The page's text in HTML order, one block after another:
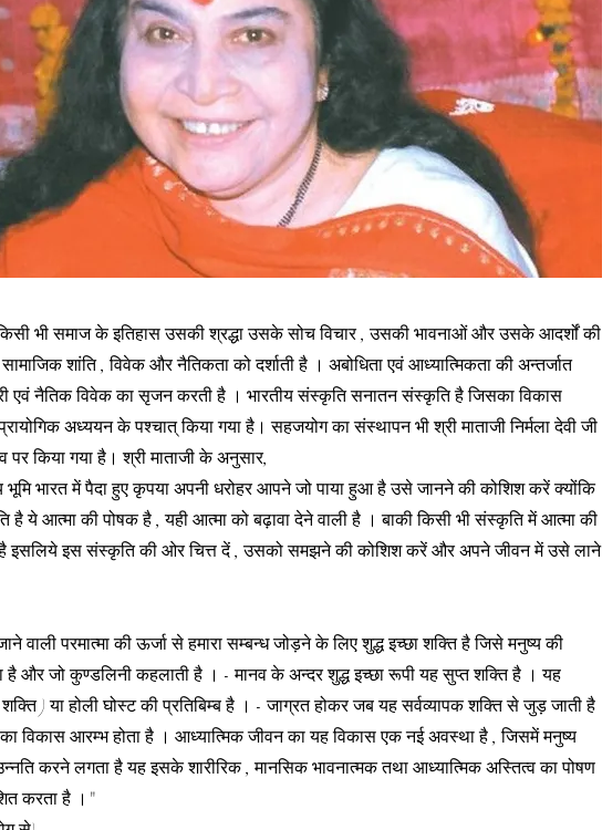
भी समाज के इतिहास उसकी श्रद्धा उसके सोच विचार , उसकी भावनाओं और उसके आदर्शों की
शांति , विवेक और नैतिकता को दर्शाती है । अबोधिता एवं आध्यात्मिकता की अन्तर्जात
एवं नैतिक विवेक का सृजन करती है । भारतीय संस्कृति सनातन संस्कृति है जिसका विकास
प्रायोगिक अध्ययन के पश्चात् किया गया है। सहजयोग का संस्थापन भी श्री माताजी निर्मला देवी जी
पर किया गया है। श्री माताजी के अनुसार,
भारत में पैदा हुए कृपया अपनी धरोहर आपने जो पाया हुआ है उसे जानने की कोशिश करें क्योंकि
है ये आत्मा की पोषक है , यही आत्मा को बढ़ावा देने वाली है । बाकी किसी भी संस्कृति में आत्मा की
है इसलिये इस संस्कृति की ओर चित्त दें , उसको समझने की कोशिश करें और अपने जीवन में उसे लाने
वाली परमात्मा की ऊर्जा से हमारा सम्बन्ध जोड़ने के लिए शुद्ध इच्छा शक्ति है जिसे मनुष्य की
है और जो कुण्डलिनी कहलाती है । - मानव के अन्दर शुद्ध इच्छा रूपी यह सुप्त शक्ति है । यह
शक्ति ) या होली घोस्ट की प्रतिबिम्ब है । - जाग्रत होकर जब यह सर्वव्यापक शक्ति से जुड़ जाती है
विकास आरम्भ होता है । आध्यात्मिक जीवन का यह विकास एक नई अवस्था है , जिसमें मनुष्य
करने लगता है यह इसके शारीरिक , मानसिक भावनात्मक तथा आध्यात्मिक अस्तित्व का पोषण
करता है ।"